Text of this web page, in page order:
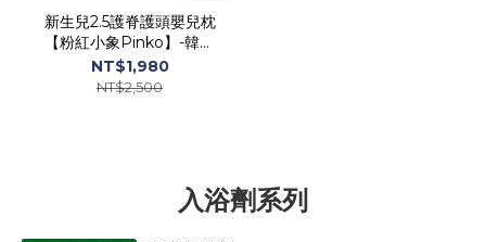
新生兒2.5護脊護頭嬰兒枕
【粉紅小象Pinko】-韓國
Kangaruru袋鼠寶寶甜睡
安全寢具
NT$1,980
NT$2,500
入浴劑系列